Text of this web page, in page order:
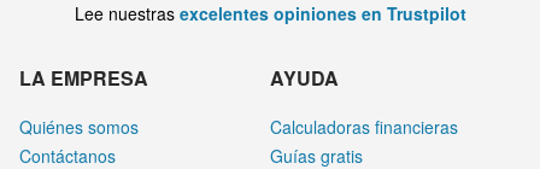
Lee nuestras excelentes opiniones en Trustpilot
LA EMPRESA
Quiénes somos
Contáctanos
AYUDA
Calculadoras financieras
Guías gratis